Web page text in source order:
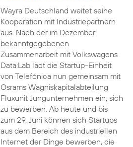
Wayra Deutschland weitet seine
Kooperation mit Industriepartnern
aus. Nach der im Dezember
bekanntgegebenen
Zusammenarbeit mit Volkswagens
Data:Lab lädt die Startup-Einheit
von Telefónica nun gemeinsam mit
Osrams Wagniskapitalabteilung
Fluxunit Jungunternehmen ein, sich
zu bewerben. Ab heute und bis
zum 29. Juni können sich Startups
aus dem Bereich des industriellen
Internet der Dinge bewerben, die